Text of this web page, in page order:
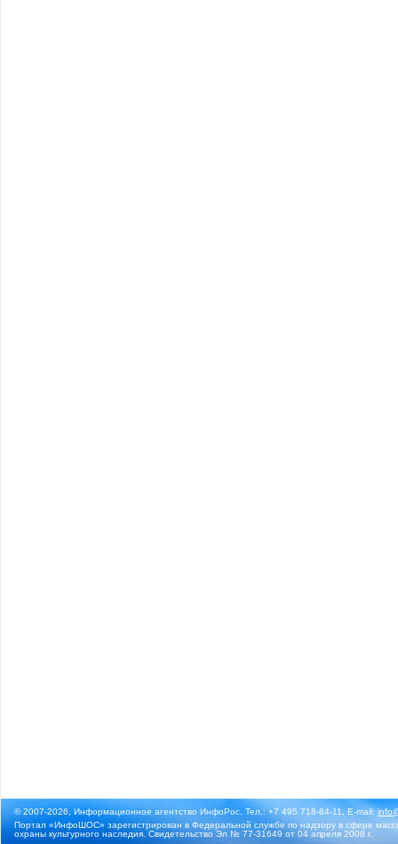
© 2007-2026, Информационное агентство ИнфоРос. Тел.: +7 495 718-84-11, E-mail:
Портал «ИнфоШОС» зарегистрирован в Федеральной службе по надзору в сфере
охраны культурного наследия. Свидетельство Эл № 77-31649 от 04 апреля 2008 г.